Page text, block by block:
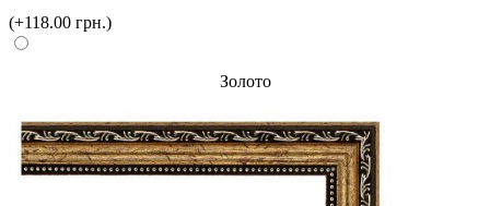
(+118.00 грн.)
Золото